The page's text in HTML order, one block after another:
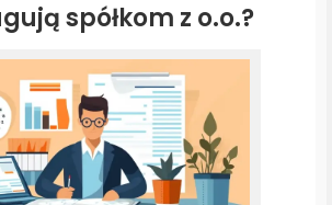
spółkom z o.o.?